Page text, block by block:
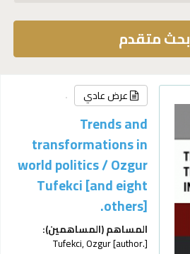
بحث متقدم
عرض عادي
Trends and
transformations in
world politics /Ozgur
Tufekci [and eight
others].
المساهم (المساهمين):
Tufekci, Ozgur[author.]